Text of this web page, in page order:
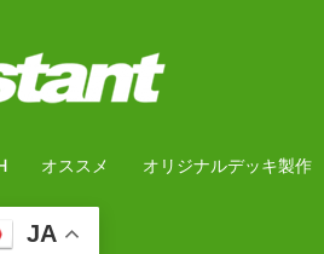
オススメ オリジナルデッキ製作
JA